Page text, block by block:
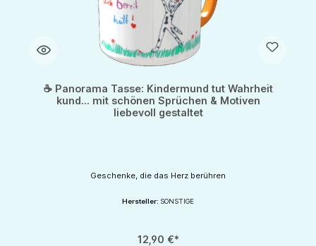
☕ Panorama Tasse: Kindermund tut Wahrheit
kund... mit schönen Sprüchen & Motiven
liebevoll gestaltet
Geschenke, die das Herz berühren
Hersteller: SONSTIGE
12,90 €*